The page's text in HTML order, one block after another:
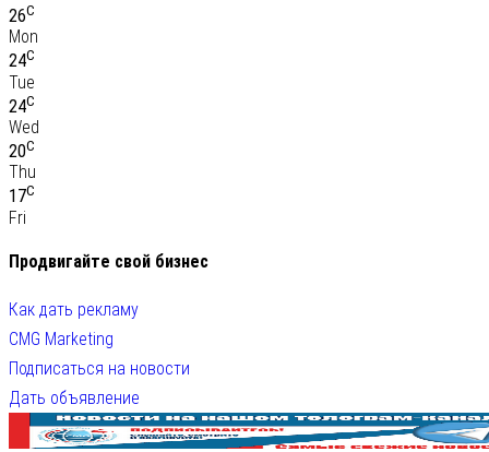
26C
Mon
24C
Tue
24C
Wed
20C
Thu
17C
Fri
Продвигайте свой бизнес
Как дать рекламу
CMG Marketing
Подписаться на новости
Дать объявление